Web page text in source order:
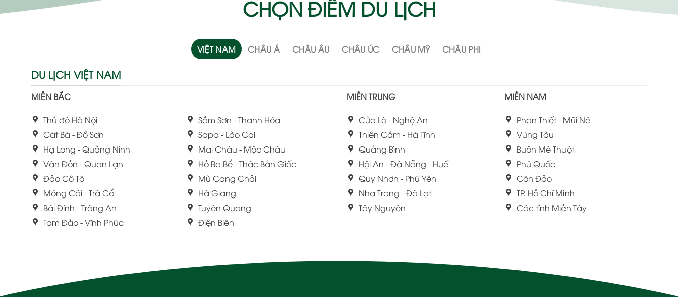
CHỌN ĐIỂM DU LỊCH
VIỆT NAM CHÂU Á CHÂU ÂU CHÂU ÚC CHÂU MỸ CHÂU PHI
DU LỊCH VIỆT NAM
MIỀN BẮC
Thủ đô Hà Nội
Cát Bà - Đồ Sơn
Hạ Long - Quảng Ninh
Vân Đồn - Quan Lạn
Đảo Cô Tô
Móng Cái - Trà Cổ
Bái Đính - Tràng An
Tam Đảo - Vĩnh Phúc
Sầm Sơn - Thanh Hóa
Sapa - Lào Cai
Mai Châu - Mộc Châu
Hồ Ba Bể - Thác Bản Giốc
Mù Cang Chải
Hà Giang
Tuyên Quang
Điện Biên
MIỀN TRUNG
Cửa Lò - Nghệ An
Thiên Cầm - Hà Tĩnh
Quảng Bình
Hội An - Đà Nẵng - Huế
Quy Nhơn - Phú Yên
Nha Trang - Đà Lạt
Tây Nguyên
MIỀN NAM
Phan Thiết - Mũi Né
Vũng Tàu
Buôn Mê Thuột
Phú Quốc
Côn Đảo
TP. Hồ Chí Minh
Các tỉnh Miền Tây